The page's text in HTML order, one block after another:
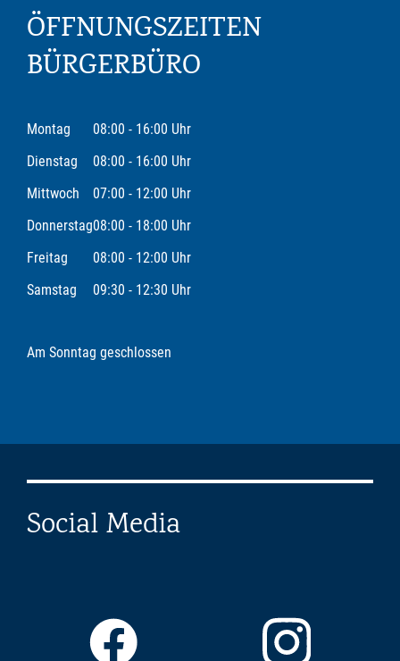
ÖFFNUNGSZEITEN
BÜRGERBÜRO
Montag
08:00 - 16:00 Uhr
Dienstag
08:00 - 16:00 Uhr
Mittwoch
07:00 - 12:00 Uhr
Donnerstag08:00 - 18:00 Uhr
Freitag
08:00 - 12:00 Uhr
Samstag
09:30 - 12:30 Uhr
Am Sonntag geschlossen
Social Media